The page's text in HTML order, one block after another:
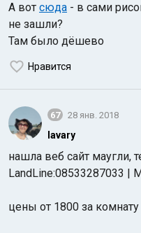
А вот сюда - в сами
не зашли?
Там было дёшево
Нравится
67 28 янв. 2018
lavary
нашла веб сайт маугли,
LandLine:08533287033 |
цены от 1800 за комнату